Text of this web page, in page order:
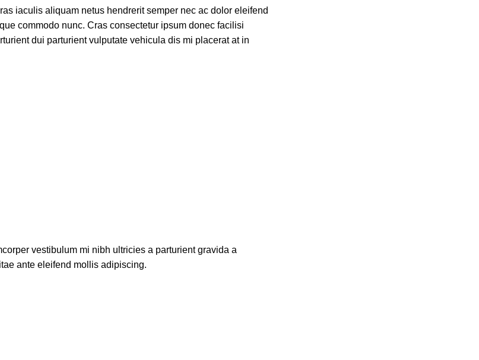
iaculis aliquam netus hendrerit semper nec ac dolor eleifend
commodo nunc. Cras consectetur ipsum donec facilisi
dui parturient vulputate vehicula dis mi placerat at in
vestibulum mi nibh ultricies a parturient gravida a
ante eleifend mollis adipiscing.